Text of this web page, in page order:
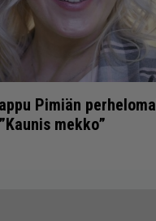
Pimiän
mekko”